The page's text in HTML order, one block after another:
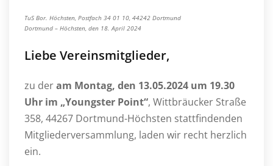
TuS Bor. Höchsten, Postfach 34 01 10, 44242 Dortmund
Dortmund – Höchsten, den 18. April 2024
Liebe Vereinsmitglieder,
zu deram Montag, den 13.05.2024 um 19.30
Uhr im „Youngster Point“, Wittbräucker Straße
358, 44267 Dortmund-Höchsten stattfindenden
Mitgliederversammlung, laden wir recht herzlich
ein.